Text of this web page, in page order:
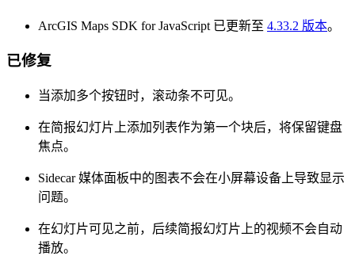
ArcGIS Maps SDK for JavaScript 已更新至 4.33.2 版本。
已修复
当添加多个按钮时，滚动条不可见。
在简报幻灯片上添加列表作为第一个块后，将保留键盘
焦点。
Sidecar 媒体面板中的图表不会在小屏幕设备上导致显示
问题。
在幻灯片可见之前，后续简报幻灯片上的视频不会自动
播放。